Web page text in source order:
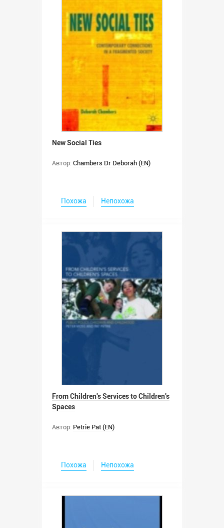
New Social Ties
Автор: Chambers Dr Deborah (EN)
Похожа Непохожа
From Children's Services to Children's
Spaces
Автор: Petrie Pat (EN)
Похожа Непохожа